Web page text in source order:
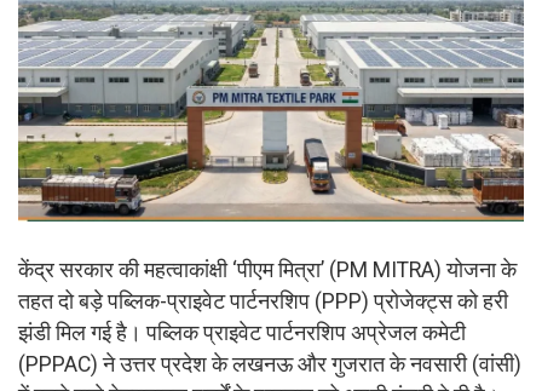
केंद्र सरकार की महत्वाकांक्षी ‘पीएम मित्रा’ (PM MITRA) योजना के
तहत दो बड़े पब्लिक-प्राइवेट पार्टनरशिप (PPP) प्रोजेक्ट्स को हरी
झंडी मिल गई है। पब्लिक प्राइवेट पार्टनरशिप अप्रेजल कमेटी
(PPPAC) ने उत्तर प्रदेश के लखनऊ और गुजरात के नवसारी (वांसी)